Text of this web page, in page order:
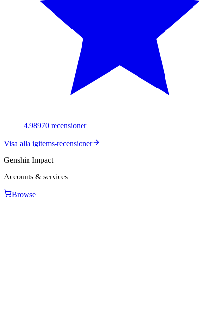
4.98970 recensioner
Visa alla igitems-recensioner
Genshin Impact
Accounts & services
Browse